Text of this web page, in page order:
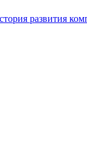
развития